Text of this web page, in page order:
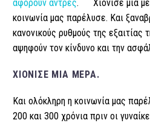
αφορούν άντρες. Χιόνισε μια
κοινωνία μας παρέλυσε. Και
κανονικούς ρυθμούς της εξαιτίας
αψηφούν τον κίνδυνο και την
ΧΙΌΝΙΣΕ ΜΙΑ ΜΈΡΑ.
Και ολόκληρη η κοινωνία μας
200 και 300 χρόνια πριν οι